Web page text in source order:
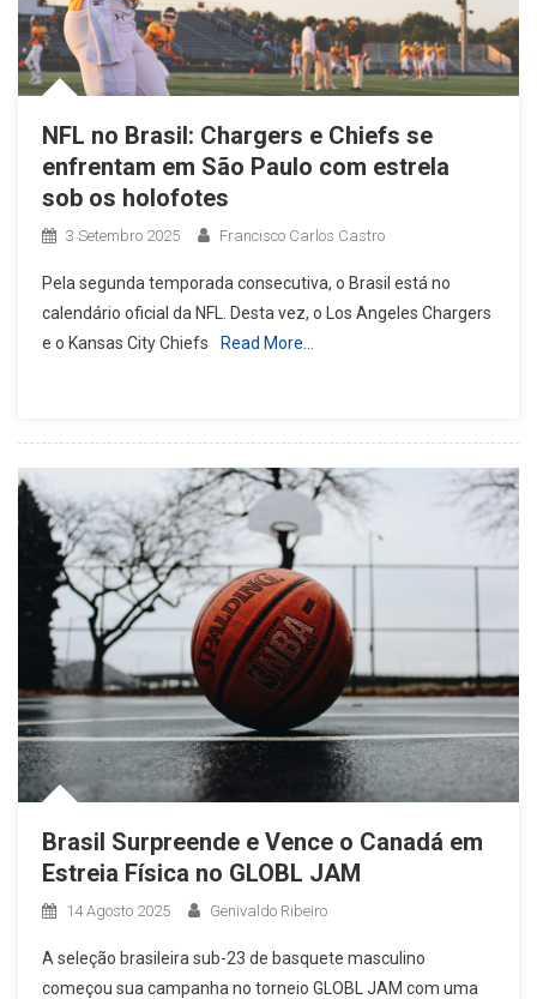
NFL no Brasil: Chargers e Chiefs se
enfrentam em São Paulo com estrela
sob os holofotes
3 Setembro 2025 Francisco Carlos Castro
Pela segunda temporada consecutiva, o Brasil está no
calendário oficial da NFL. Desta vez, o Los Angeles Chargers
e o Kansas City Chiefs
Read More…
Brasil Surpreende e Vence o Canadá em
Estreia Física no GLOBL JAM
14 Agosto 2025 Genivaldo Ribeiro
A seleção brasileira sub-23 de basquete masculino
começou sua campanha no torneio GLOBL JAM com uma